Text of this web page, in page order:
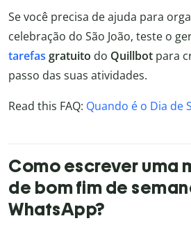
Se você precisa de ajuda para
celebração do São João, teste o
tarefas gratuito do Quillbot para
passo das suas atividades.
Read this FAQ: Quando é o Dia de
Como escrever uma
de bom fim de
WhatsApp?